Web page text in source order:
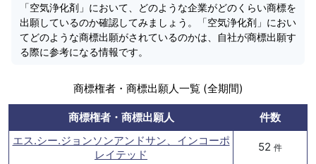
「空気浄化剤」において、どのような企業がどのくらい商標を
出願しているのか確認してみましょう。「空気浄化剤」におい
てどのような商標出願がされているのかは、自社が商標出願す
る際に参考になる情報です。
商標権者・商標出願人一覧 (全期間)
商標権者・商標出願人
件数
エス.シー.ジョンソンアンドサン、インコーポ
レイテッド
52 件